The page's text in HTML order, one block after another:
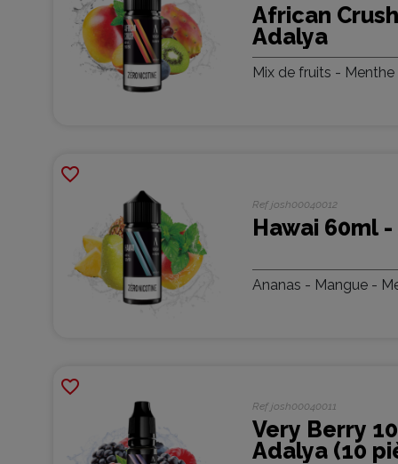
African
Adalya
Mix de fruits - Menthe
favorite_border
Ref josh00040012
Hawai 60ml
Ananas - Mangue -
favorite_border
Ref josh00040011
Very Berry
Adalya (10